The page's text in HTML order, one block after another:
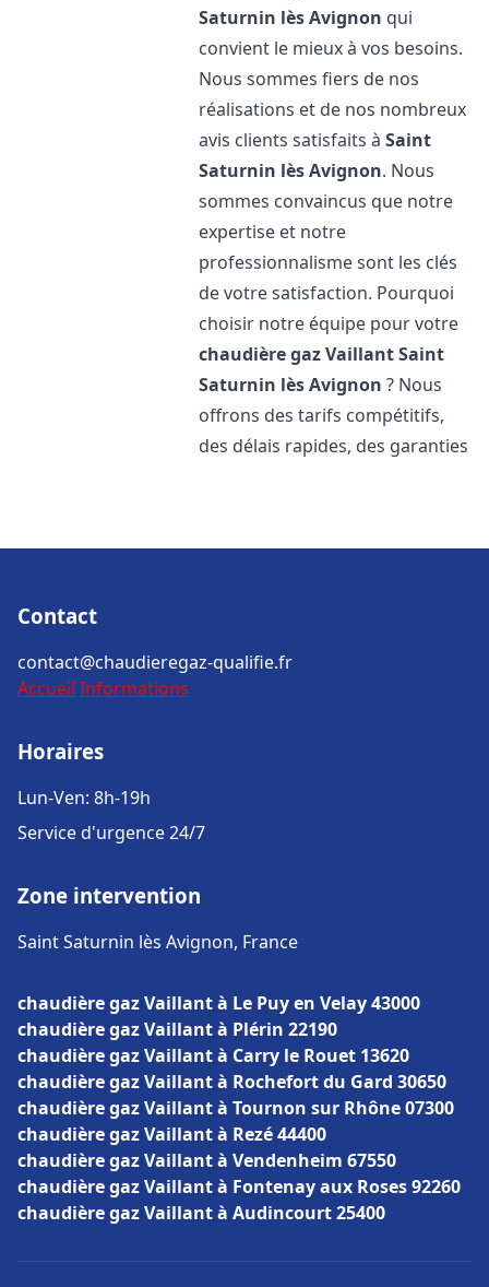
Saturnin lès Avignon qui
convient le mieux à vos besoins.
Nous sommes fiers de nos
réalisations et de nos nombreux
avis clients satisfaits àSaint
Saturnin lès Avignon. Nous
sommes convaincus que notre
expertise et notre
professionnalisme sont les clés
de votre satisfaction. Pourquoi
choisir notre équipe pour votre
chaudière gaz VaillantSaint
Saturnin lès Avignon ? Nous
offrons des tarifs compétitifs,
des délais rapides, des garanties
Contact
contact@chaudieregaz-qualifie.fr
Accueil Informations
Horaires
Lun-Ven: 8h-19h
Service d'urgence 24/7
Zone intervention
Saint Saturnin lès Avignon, France
chaudière gaz Vaillant à Le Puy en Velay 43000
chaudière gaz Vaillant à Plérin 22190
chaudière gaz Vaillant à Carry le Rouet 13620
chaudière gaz Vaillant à Rochefort du Gard 30650
chaudière gaz Vaillant à Tournon sur Rhône 07300
chaudière gaz Vaillant à Rezé 44400
chaudière gaz Vaillant à Vendenheim 67550
chaudière gaz Vaillant à Fontenay aux Roses 92260
chaudière gaz Vaillant à Audincourt 25400